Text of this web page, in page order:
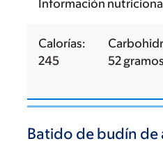
Información
Calorías:
245
52 gramos
Batido de budín de